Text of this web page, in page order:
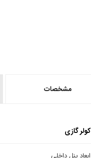
مشخصات
کولر گازی
ابعاد پنل داخلی